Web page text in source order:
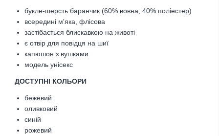
букле-шерсть баранчик (60% вовна, 40% поліестер)
всередині м'яка, флісова
застібається блискавкою на животі
є отвір для повідця на шиї
капюшон з вушками
модель унісекс
ДОСТУПНІ КОЛЬОРИ
бежевий
оливковий
синій
рожевий